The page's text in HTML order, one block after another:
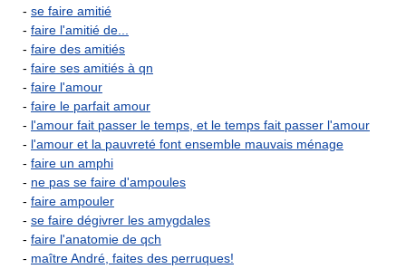
- se faire amitié
- faire l'amitié de...
- faire des amitiés
- faire ses amitiés à qn
- faire l'amour
- faire le parfait amour
- l'amour fait passer le temps, et le temps fait passer l'amour
- l'amour et la pauvreté font ensemble mauvais ménage
- faire un amphi
- ne pas se faire d'ampoules
- faire ampouler
- se faire dégivrer les amygdales
- faire l'anatomie de qch
- maître André, faites des perruques!